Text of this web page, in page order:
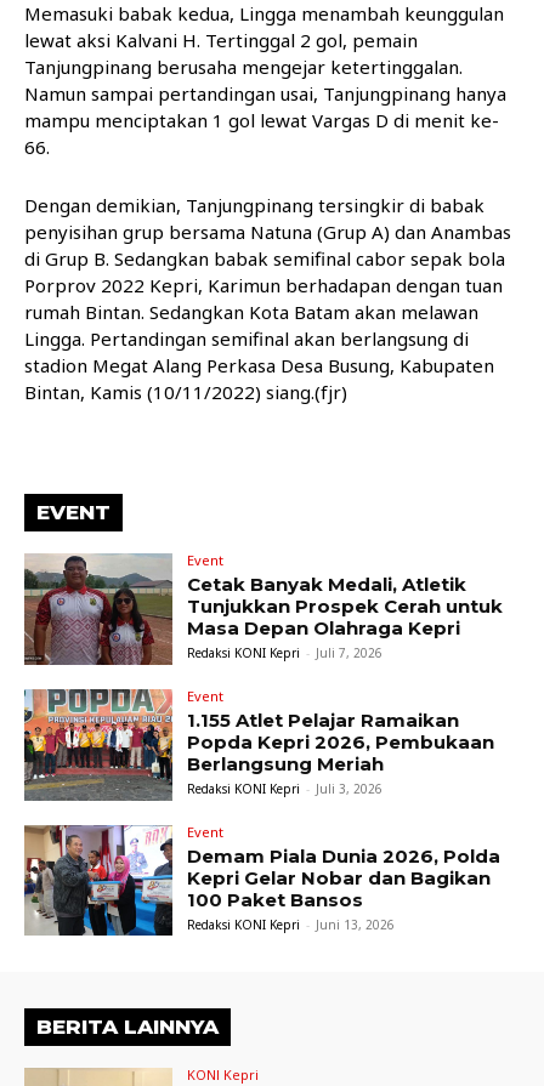
Memasuki babak kedua, Lingga menambah keunggulan
lewat aksi Kalvani H. Tertinggal 2 gol, pemain
Tanjungpinang berusaha mengejar ketertinggalan.
Namun sampai pertandingan usai, Tanjungpinang hanya
mampu menciptakan 1 gol lewat Vargas D di menit ke-
66.
Dengan demikian, Tanjungpinang tersingkir di babak
penyisihan grup bersama Natuna (Grup A) dan Anambas
di Grup B. Sedangkan babak semifinal cabor sepak bola
Porprov 2022 Kepri, Karimun berhadapan dengan tuan
rumah Bintan. Sedangkan Kota Batam akan melawan
Lingga. Pertandingan semifinal akan berlangsung di
stadion Megat Alang Perkasa Desa Busung, Kabupaten
Bintan, Kamis (10/11/2022) siang.(fjr)
EVENT
Event
Cetak Banyak Medali, Atletik
Tunjukkan Prospek Cerah untuk
Masa Depan Olahraga Kepri
Redaksi KONI Kepri - Juli 7, 2026
Event
1.155 Atlet Pelajar Ramaikan
Popda Kepri 2026, Pembukaan
Berlangsung Meriah
Redaksi KONI Kepri - Juli 3, 2026
Event
Demam Piala Dunia 2026, Polda
Kepri Gelar Nobar dan Bagikan
100 Paket Bansos
Redaksi KONI Kepri - Juni 13, 2026
BERITA LAINNYA
KONI Kepri